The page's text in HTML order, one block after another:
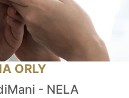
ORLY
- NELA